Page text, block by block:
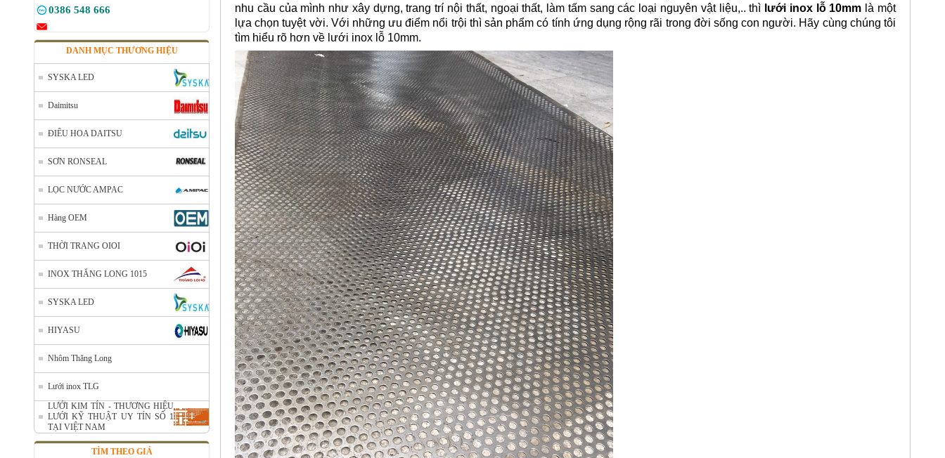
0386 548 666
DANH MỤC THƯƠNG HIỆU
SYSKA LED
Daimitsu
ĐIÊU HOA DAITSU
SƠN RONSEAL
LỌC NƯỚC AMPAC
Hàng OEM
THỜI TRANG OIOI
INOX THĂNG LONG 1015
SYSKA LED
HIYASU
Nhôm Thăng Long
Lưới inox TLG
LƯỚI KIM TÍN - THƯƠNG HIỆU
LƯỚI KỸ THUẬT UY TÍN SỐ 1
TẠI VIỆT NAM
TÌM THEO GIÁ
Call
nhu cầu của mình như xây dựng, trang trí nội thất, ngoại thất, làm tấm sang các loại nguyên vật liệu,.. thì lưới inox lỗ 10mm là một
lựa chọn tuyệt vời. Với những ưu điểm nổi trội thì sản phẩm có tính ứng dụng rộng rãi trong đời sống con người. Hãy cùng chúng tôi
tìm hiểu rõ hơn về lưới inox lỗ 10mm.